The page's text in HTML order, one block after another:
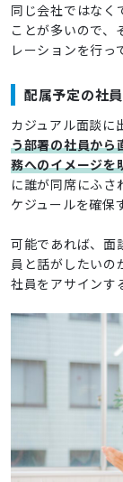
同じ会社ではなく
ことが多いので、
レーションを行っ
配属予定の社
カジュアル面談に
う部署の社員から
務へのイメージを
に誰が同席にふさ
ケジュールを確保
可能であれば、面
員と話がしたいの
社員をアサインす